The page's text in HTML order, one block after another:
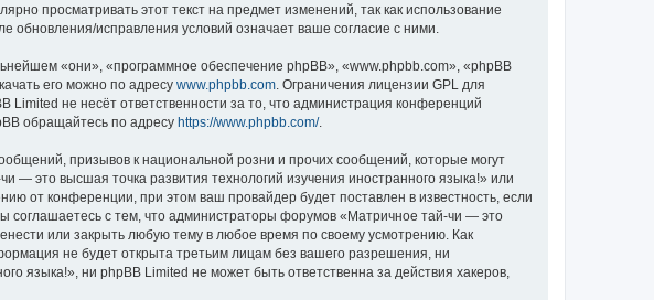
просматривать этот текст на предмет изменений, так как использование
исправления условий означает ваше согласие с ними.
«они», «программное обеспечение phpBB», «www.phpbb.com», «phpBB
его можно по адресу www.phpbb.com . Ограничения лицензии GPL для
не несёт ответственности за то, что администрация конференций
обращайтесь по адресу https://www.phpbb.com/.
призывов к национальной розни и прочих сообщений, которые могут
— это высшая точка развития технологий изучения иностранного языка!» или
от конференции, при этом ваш провайдер будет поставлен в известность, если
соглашаетесь с тем, что администраторы форумов «Матричное тай-чи — это
или закрыть любую тему в любое время по своему усмотрению. Как
не будет открыта третьим лицам без вашего разрешения, ни
языка!», ни phpBB Limited не может быть ответственна за действия хакеров,